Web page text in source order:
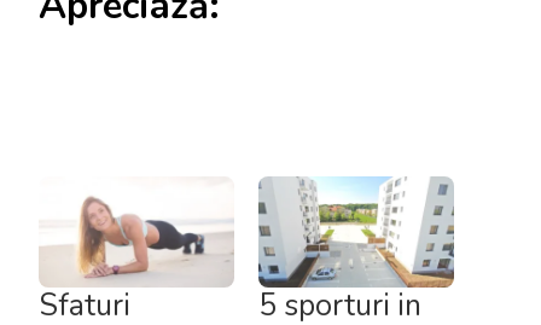
Sfaturi
5 sporturi in